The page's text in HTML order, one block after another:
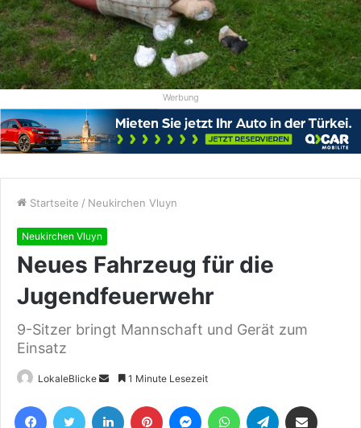
Werbung
Startseite / Neukirchen Vluyn
Neukirchen Vluyn
Neues Fahrzeug für die
Jugendfeuerwehr
9-Sitzer bringt Mannschaft und Gerät zum
Einsatz
LokaleBlicke
Sende
eine
1 Minute Lesezeit
FacebookTwitter LinkedIn Pinterest MessengerWhatsAppTelegram